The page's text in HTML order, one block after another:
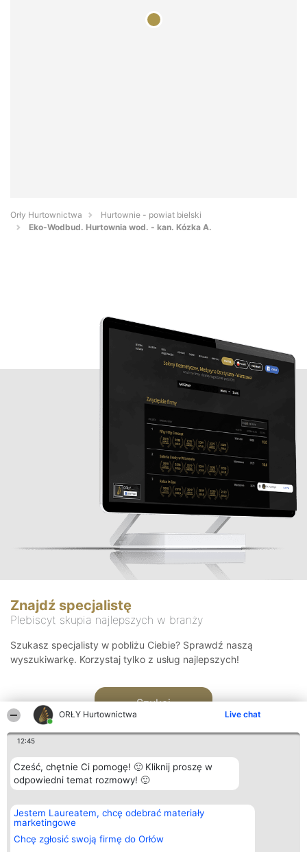
ORŁY Hurtownictwa Live chat
12:45
Cześć, chętnie Ci pomogę! 🙂 Kliknij proszę w
odpowiedni temat rozmowy! 🙂
Jestem Laureatem, chcę odebrać materiały
marketingowe
Chcę zgłosić swoją firmę do Orłów
Orły Hurtownictwa
Hurtownie - powiat bielski
Eko-Wodbud. Hurtownia wod. - kan. Kózka A.
Znajdź specjalistę
Plebiscyt skupia najlepszych w branży
Szukasz specjalisty w pobliżu Ciebie? Sprawdź naszą
wyszukiwarkę. Korzystaj tylko z usług najlepszych!
Szukaj
Organizator plebiscytu
Bright Side Solutions sp. z o.
o. sp. k.
ul. Ruska 22
Wrocław 50-079
Plebiscyt
Laureaci
wszystkich
Laureatów
Kontakt
Kontakt